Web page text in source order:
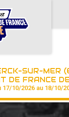
SUR-MER
FRANCE DE
17/10/2026 au 18/10/